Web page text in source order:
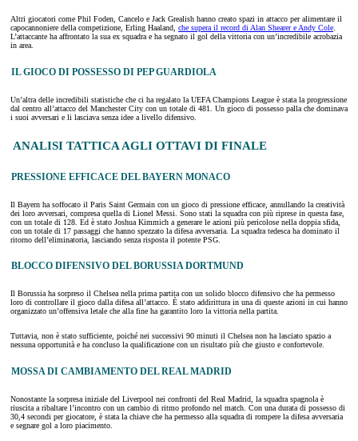
Altri giocatori come Phil Foden, Cancelo e Jack Grealish hanno creato spazi in attacco per alimentare il
capocannoniere della competizione, Erling Haaland, che supera il record di Alan Shearer e Andy Cole
L’attaccante ha affrontato la sua ex squadra e ha segnato il gol della vittoria con un’incredibile acrobazia
in area.
IL GIOCO DI POSSESSO DI PEP GUARDIOLA
Un’altra delle incredibili statistiche che ci ha regalato la UEFA Champions League è stata la progressione
dal centro all’attacco del Manchester City con un totale di 481. Un gioco di possesso palla che dominava
i suoi avversari e li lasciava senza idee a livello difensivo.
ANALISI TATTICA AGLI OTTAVI DI FINALE
PRESSIONE EFFICACE DEL BAYERN MONACO
Il Bayern ha soffocato il Paris Saint Germain con un gioco di pressione efficace, annullando la creatività
dei loro avversari, compresa quella di Lionel Messi. Sono stati la squadra con più riprese in questa fase,
con un totale di 128. Ed è stato Joshua Kimmich a generare le azioni più pericolose nella doppia sfida,
con un totale di 17 passaggi che hanno spezzato la difesa avversaria. La squadra tedesca ha dominato il
ritorno dell’eliminatoria, lasciando senza risposta il potente PSG.
BLOCCO DIFENSIVO DEL BORUSSIA DORTMUND
Il Borussia ha sorpreso il Chelsea nella prima partita con un solido blocco difensivo che ha permesso
loro di controllare il gioco dalla difesa all’attacco. È stato addirittura in una di queste azioni in cui hanno
organizzato un’offensiva letale che alla fine ha garantito loro la vittoria nella partita.
Tuttavia, non è stato sufficiente, poiché nei successivi 90 minuti il Chelsea non ha lasciato spazio a
nessuna opportunità e ha concluso la qualificazione con un risultato più che giusto e confortevole.
MOSSA DI CAMBIAMENTO DEL REAL MADRID
Nonostante la sorpresa iniziale del Liverpool nei confronti del Real Madrid, la squadra spagnola è
riuscita a ribaltare l’incontro con un cambio di ritmo profondo nel match. Con una durata di possesso di
30,4 secondi per giocatore, è stata la chiave che ha permesso alla squadra di rompere la difesa avversaria
e segnare gol a loro piacimento.